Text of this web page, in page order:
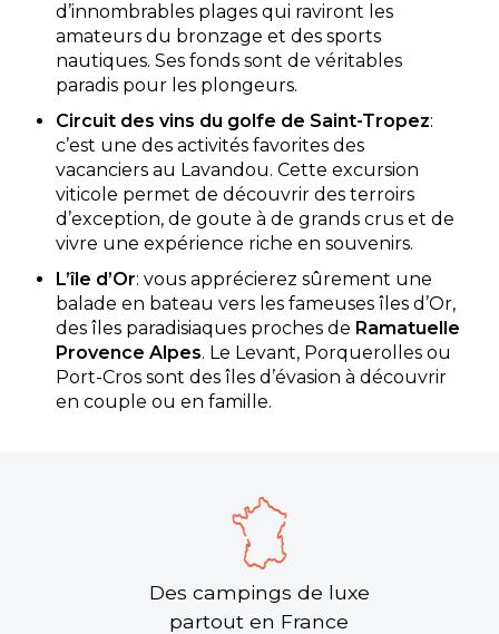
d’innombrables plages qui raviront les
amateurs du bronzage et des sports
nautiques. Ses fonds sont de véritables
paradis pour les plongeurs.
Circuit des vins du golfe de Saint-Tropez:
c’est une des activités favorites des
vacanciers au Lavandou. Cette excursion
viticole permet de découvrir des terroirs
d’exception, de goute à de grands crus et de
vivre une expérience riche en souvenirs.
L’île d’Or: vous apprécierez sûrement une
balade en bateau vers les fameuses îles d’Or,
des îles paradisiaques proches de Ramatuelle
Provence Alpes. Le Levant, Porquerolles ou
Port-Cros sont des îles d’évasion à découvrir
en couple ou en famille.
Des campings de luxe
partout en France